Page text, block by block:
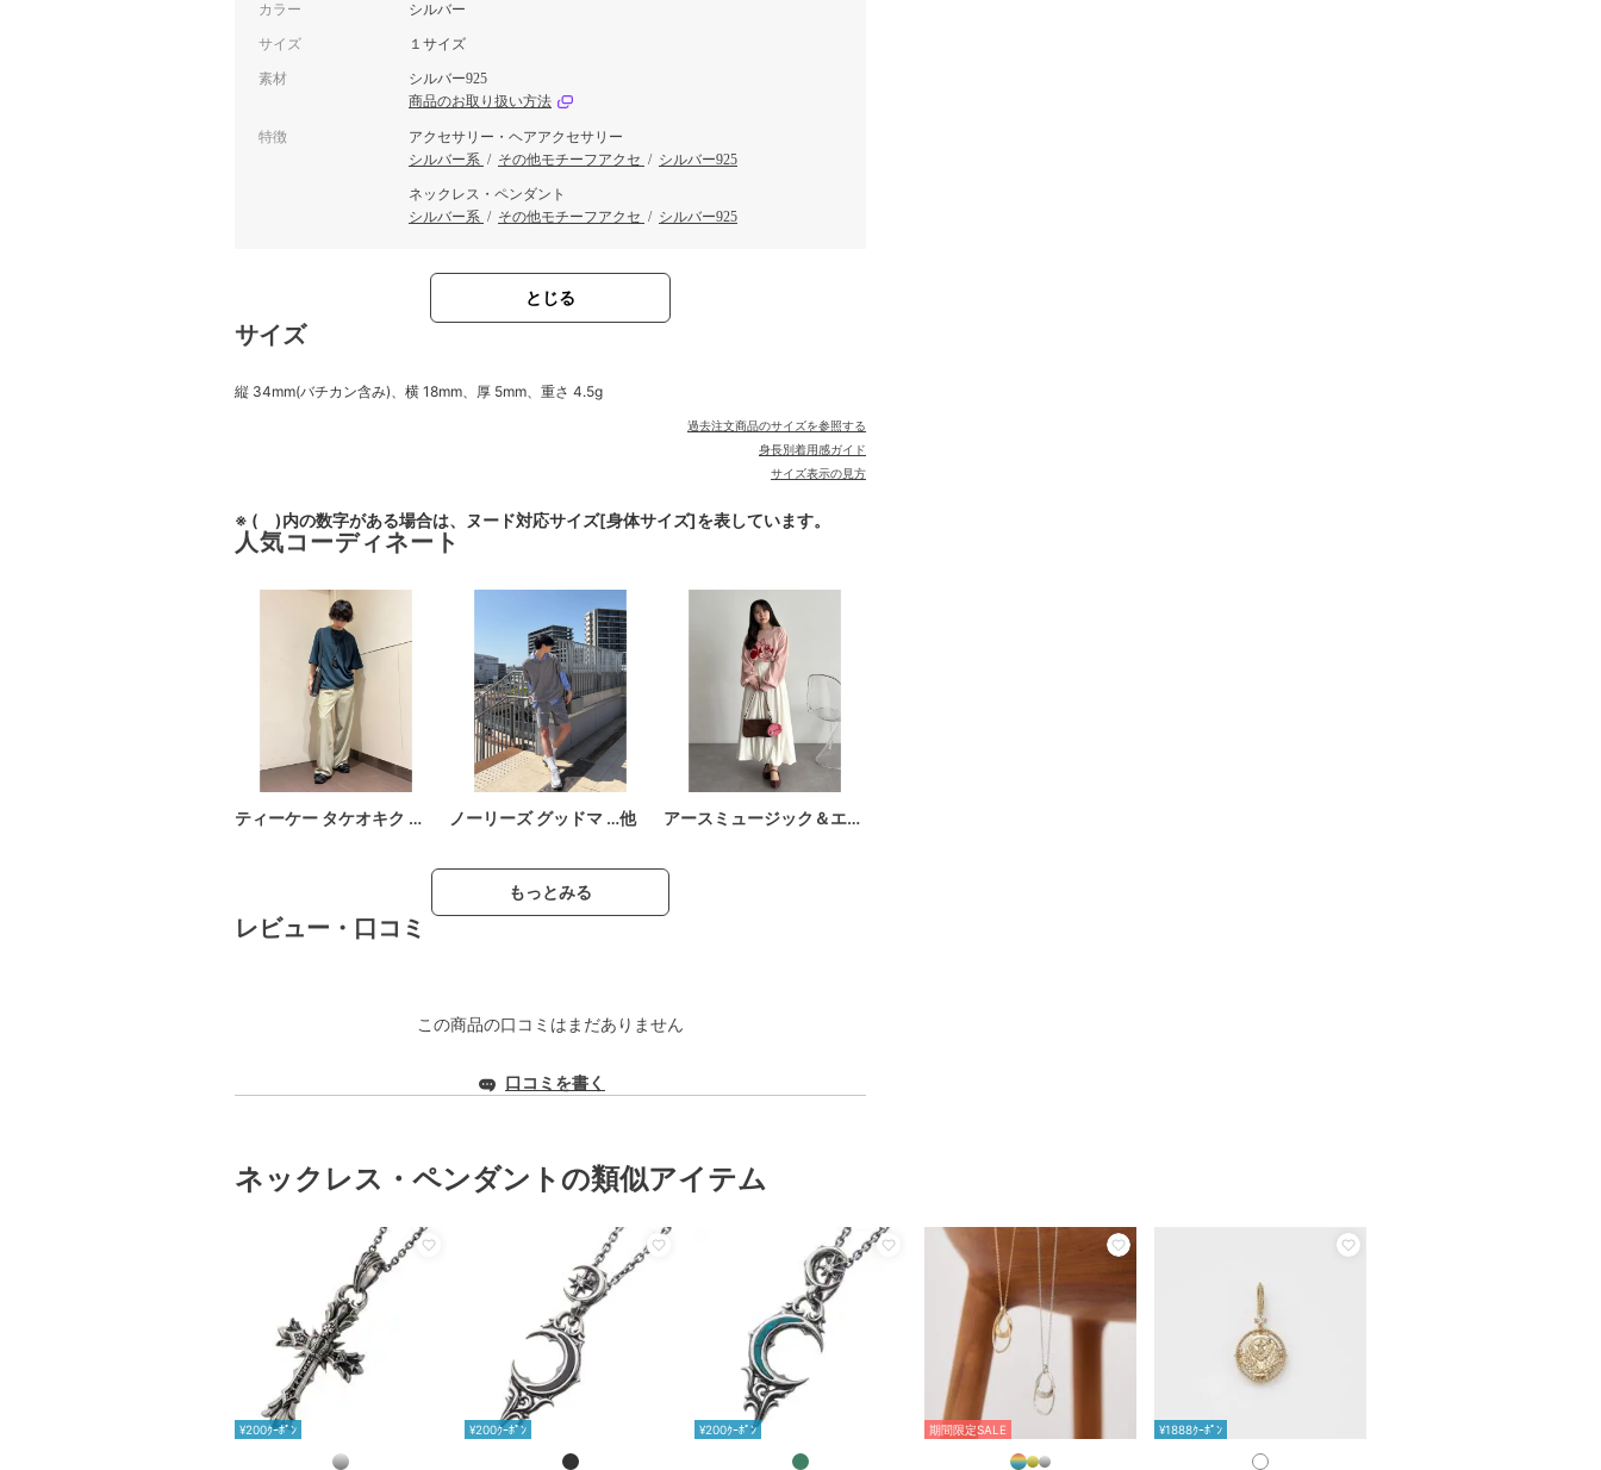
カラー シルバー
サイズ １サイズ
素材
シルバー925
商品のお取り扱い方法
特徴
アクセサリー・ヘアアクセサリー
シルバー系 / その他モチーフアクセ / シルバー925
ネックレス・ペンダント
シルバー系 / その他モチーフアクセ / シルバー925
とじる
サイズ
縦 34mm(バチカン含み)、横 18mm、厚 5mm、重さ 4.5g
過去注文商品のサイズを参照する
身長別着用感ガイド
サイズ表示の見方
※ ( )内の数字がある場合は、ヌード対応サイズ[身体サイズ]を表しています。
人気コーディネート
ティーケー タケオキク … ノーリーズ グッドマ …他 アースミュージック＆エ…
もっとみる
レビュー・口コミ
この商品の口コミはまだありません
口コミを書く
ネックレス・ペンダントの類似アイテム
¥200ｸｰﾎﾟﾝ ¥200ｸｰﾎﾟﾝ ¥200ｸｰﾎﾟﾝ 期間限定SALE ¥1888ｸｰﾎﾟﾝ